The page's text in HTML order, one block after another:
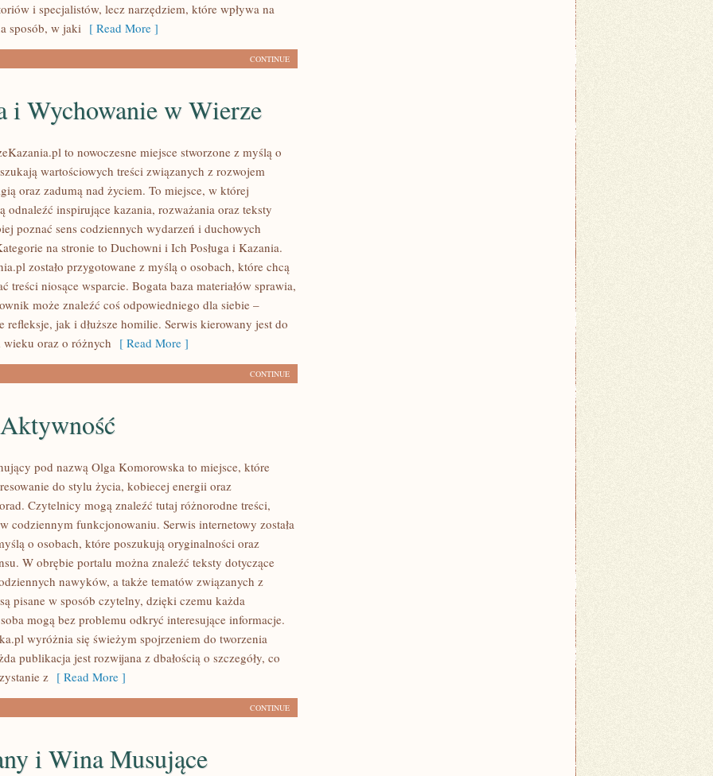
i specjalistów, lecz narzędziem, które wpływa na
sposób, w jaki [ Read More ]
CONTINUE
i Wychowanie w Wierze
to nowoczesne miejsce stworzone z myślą o
wartościowych treści związanych z rozwojem
oraz zadumą nad życiem. To miejsce, w której
odnaleźć inspirujące kazania, rozważania oraz teksty
poznać sens codziennych wydarzeń i duchowych
na stronie to Duchowni i Ich Posługa i Kazania.
zostało przygotowane z myślą o osobach, które chcą
treści niosące wsparcie. Bogata baza materiałów sprawia,
może znaleźć coś odpowiedniego dla siebie –
refleksje, jak i dłuższe homilie. Serwis kierowany jest do
oraz o różnych [ Read More ]
CONTINUE
pod nazwą Olga Komorowska to miejsce, które
do stylu życia, kobiecej energii oraz
Czytelnicy mogą znaleźć tutaj różnorodne treści,
codziennym funkcjonowaniu. Serwis internetowy została
o osobach, które poszukują oryginalności oraz
W obrębie portalu można znaleźć teksty dotyczące
nawyków, a także tematów związanych z
pisane w sposób czytelny, dzięki czemu każda
mogą bez problemu odkryć interesujące informacje.
wyróżnia się świeżym spojrzeniem do tworzenia
publikacja jest rozwijana z dbałością o szczegóły, co
z [ Read More ]
CONTINUE
i Wina Musujące